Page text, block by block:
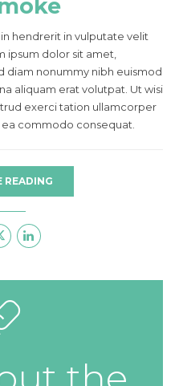
hendrerit in vulputate velit
ipsum dolor sit amet,
diam nonummy nibh euismod
aliquam erat volutpat. Ut wisi
exerci tation ullamcorper
commodo consequat.
READING